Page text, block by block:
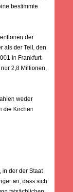
bestimmte
der
als der Teil, den
in Frankfurt
2,8 Millionen,
weder
die Kirchen
in der der Staat
an, dass sich